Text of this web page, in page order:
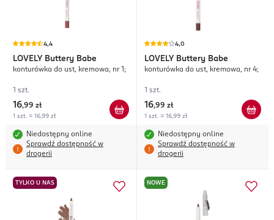
4,4
LOVELY Buttery Babe
konturówka do ust, kremowa, nr 1;
1 szt.
16,99 zł
1 szt. = 16,99 zł
Niedostępny online
Sprawdź dostępność w
drogerii
4,0
LOVELY Buttery Babe
konturówka do ust, kremowa, nr 4;
1 szt.
16,99 zł
1 szt. = 16,99 zł
Niedostępny online
Sprawdź dostępność w
drogerii
TYLKO U NAS NOWE